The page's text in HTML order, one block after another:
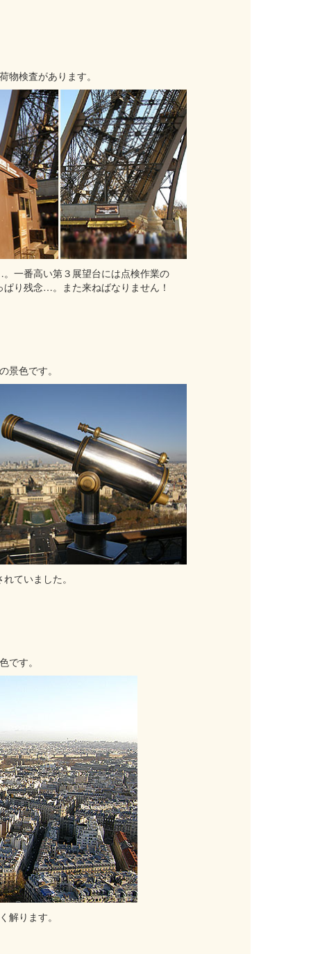
物検査があります。
一番高い第３展望台には点検作業の
り残念…。また来ねばなりません！
景色です。
ていました。
です。
解ります。